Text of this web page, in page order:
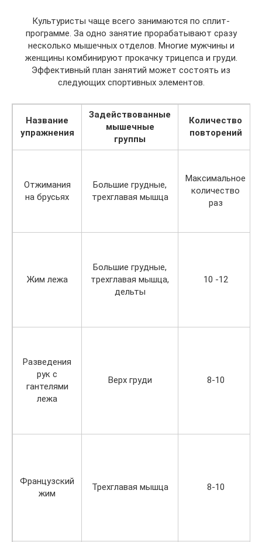
Культуристы чаще всего занимаются по сплит-
программе. За одно занятие прорабатывают сразу
несколько мышечных отделов. Многие мужчины и
женщины комбинируют прокачку трицепса и груди.
Эффективный план занятий может состоять из
следующих спортивных элементов.
Название
упражнения
Задействованные
мышечные
группы
Количество
повторений
Отжимания
на брусьях
Большие грудные,
трехглавая мышца
Максимальное
количество
раз
Жим лежа
Большие грудные,
трехглавая мышца,
дельты
10 -12
Разведения
рук с
гантелями
лежа
Верх груди 8-10
Французский
жим
Трехглавая мышца 8-10